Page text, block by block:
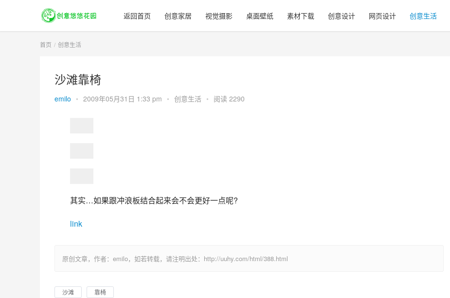
返回首页 创意家居 视觉摄影 桌面壁纸 素材下载 创意设计 网页设计 创意生活
首页 创意生活
沙滩靠椅
emilo • 2009年05月31日 1:33 pm • 创意生活 • 阅读 2290
其实…如果跟冲浪板结合起来会不会更好一点呢?
link
原创文章，作者：emilo，如若转载，请注明出处：http://uuhy.com/html/388.html
沙滩 靠椅